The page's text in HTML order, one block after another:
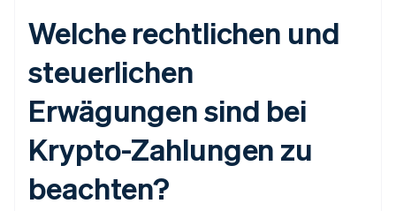
Welche rechtlichen und
steuerlichen
Erwägungen sind bei
Krypto-Zahlungen zu
beachten?